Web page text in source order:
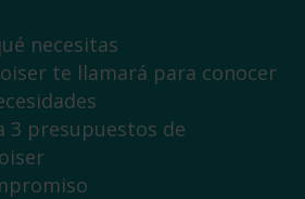
necesitas
te llamará para conocer
3 presupuestos de